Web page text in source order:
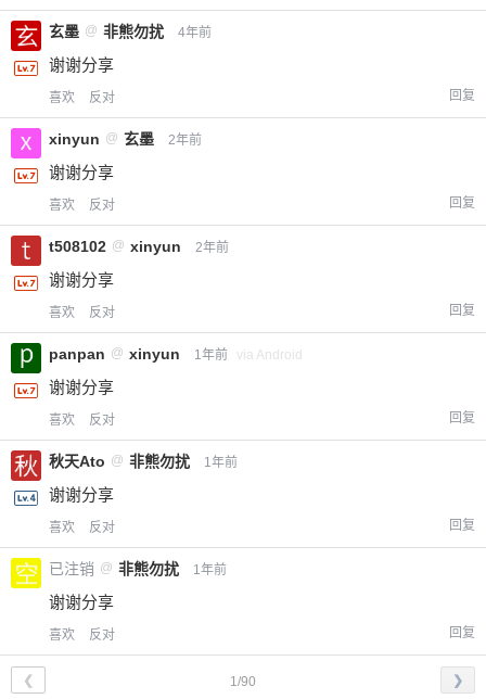
玄墨 @ 非熊勿扰 4年前
谢谢分享
喜欢 反对 回复
xinyun @ 玄墨 2年前
谢谢分享
喜欢 反对 回复
t508102 @ xinyun 2年前
谢谢分享
喜欢 反对 回复
panpan @ xinyun 1年前 via Android
谢谢分享
喜欢 反对 回复
秋天Ato @ 非熊勿扰 1年前
谢谢分享
喜欢 反对 回复
已注销 @ 非熊勿扰 1年前
谢谢分享
喜欢 反对 回复
1/90
❮ ❯